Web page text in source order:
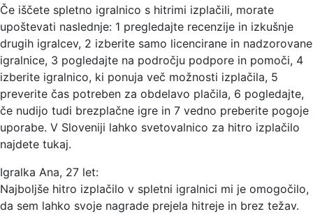
Če iščete spletno igralnico s hitrimi izplačili, morate
upoštevati naslednje: 1 pregledajte recenzije in izkušnje
drugih igralcev, 2 izberite samo licencirane in nadzorovane
igralnice, 3 pogledajte na področju podpore in pomoči, 4
izberite igralnico, ki ponuja več možnosti izplačila, 5
preverite čas potreben za obdelavo plačila, 6 pogledajte,
če nudijo tudi brezplačne igre in 7 vedno preberite pogoje
uporabe. V Sloveniji lahko svetovalnico za hitro izplačilo
najdete tukaj.
Igralka Ana, 27 let:
Najboljše hitro izplačilo v spletni igralnici mi je omogočilo,
da sem lahko svoje nagrade prejela hitreje in brez težav.